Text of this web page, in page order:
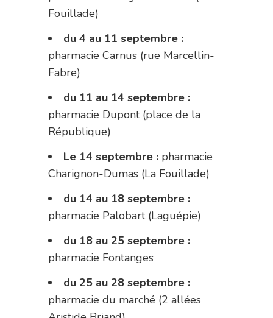
Fouillade)
du 4 au 11 septembre :
pharmacie Carnus (rue Marcellin-
Fabre)
du 11 au 14 septembre :
pharmacie Dupont (place de la
République)
Le 14 septembre : pharmacie
Charignon-Dumas (La Fouillade)
du 14 au 18 septembre :
pharmacie Palobart (Laguépie)
du 18 au 25 septembre :
pharmacie Fontanges
du 25 au 28 septembre :
pharmacie du marché (2 allées